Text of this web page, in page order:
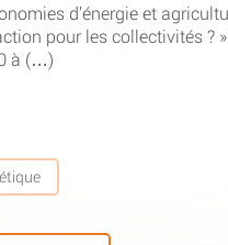
d’énergie et
pour les collectivités ?
à (…)